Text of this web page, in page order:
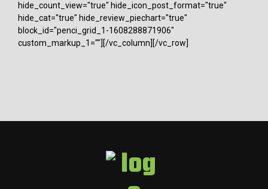
hide_count_view="true" hide_icon_post_format="true"
hide_cat="true" hide_review_piechart="true"
block_id="penci_grid_1-1608288871906"
custom_markup_1=""][/vc_column][/vc_row]